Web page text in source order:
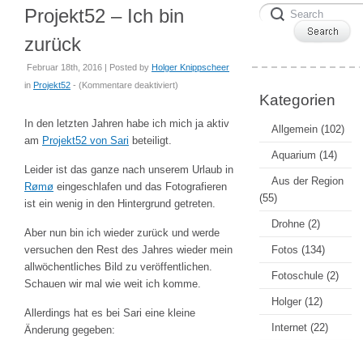
Projekt52 – Ich bin
zurück
Februar 18th, 2016 | Posted by Holger Knippscheer
in Projekt52 - (Kommentare deaktiviertfür
zurück
)
In den letzten Jahren habe ich mich ja aktiv
am Projekt52 von Sari beteiligt.
Leider ist das ganze nach unserem Urlaub in
Rømø eingeschlafen und das Fotografieren
ist ein wenig in den Hintergrund getreten.
Aber nun bin ich wieder zurück und werde
versuchen den Rest des Jahres wieder mein
allwöchentliches Bild zu veröffentlichen.
Schauen wir mal wie weit ich komme.
Allerdings hat es bei Sari eine kleine
Änderung gegeben:
Kategorien
Allgemein (102)
Aquarium (14)
Aus der Region
(55)
Drohne (2)
Fotos (134)
Fotoschule (2)
Holger (12)
Internet (22)